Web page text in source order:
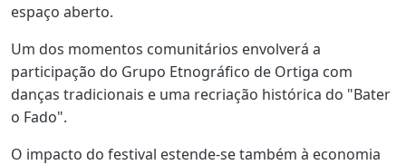
espaço aberto.
Um dos momentos comunitários envolverá a
participação do Grupo Etnográfico de Ortiga com
danças tradicionais e uma recriação histórica do "Bater
o Fado".
O impacto do festival estende-se também à economia